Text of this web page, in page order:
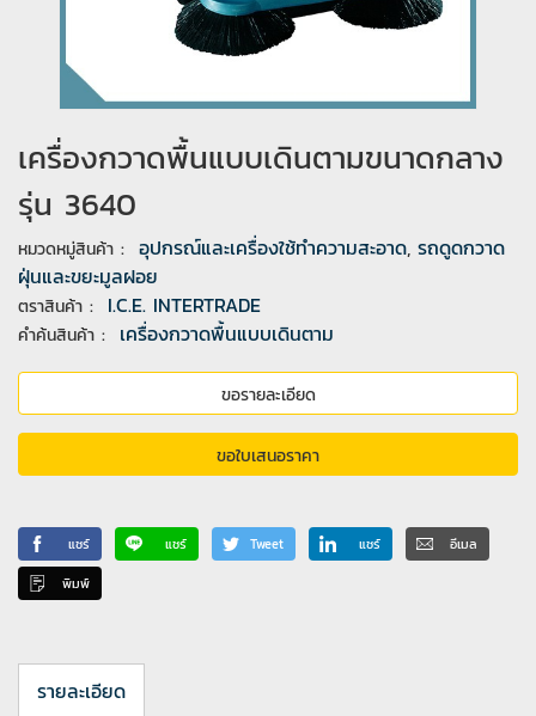
เครื่องกวาดพื้นแบบเดินตามขนาดกลาง
รุ่น 3640
หมวดหมู่สินค้า : อุปกรณ์และเครื่องใช้ทำความสะอาด, รถดูดกวาด
ฝุ่นและขยะมูลฝอย
ตราสินค้า : I.C.E. INTERTRADE
คำค้นสินค้า : เครื่องกวาดพื้นแบบเดินตาม
ขอรายละเอียด
ขอใบเสนอราคา
แชร์ แชร์ Tweet แชร์ อีเมล
พิมพ์
รายละเอียด